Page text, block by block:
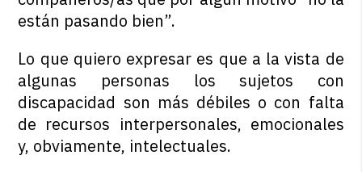
están pasando bien”.
Lo que quiero expresar es que a la vista de
algunas personas los sujetos con
discapacidad son más débiles o con falta
de recursos interpersonales, emocionales
y, obviamente, intelectuales.